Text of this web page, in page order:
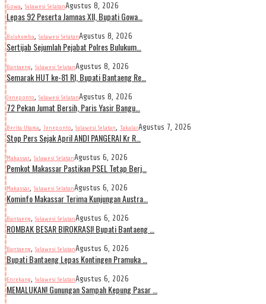
Gowa, Sulawesi SelatanAgustus 8, 2026
Lepas 92 Peserta Jamnas XII, Bupati Gowa…
Bulukumba, Sulawesi SelatanAgustus 8, 2026
Sertijab Sejumlah Pejabat Polres Bulukum…
Bantaeng, Sulawesi SelatanAgustus 8, 2026
Semarak HUT ke-81 RI, Bupati Bantaeng Re…
Jeneponto, Sulawesi SelatanAgustus 8, 2026
72 Pekan Jumat Bersih, Paris Yasir Bangu…
Berita Utama, Jeneponto, Sulawesi Selatan, TakalarAgustus 7, 2026
Stop Pers Sejak April ANDI PANGERAI Kr R…
Makassar, Sulawesi SelatanAgustus 6, 2026
Pemkot Makassar Pastikan PSEL Tetap Berj…
Makassar, Sulawesi SelatanAgustus 6, 2026
Kominfo Makassar Terima Kunjungan Austra…
Bantaeng, Sulawesi SelatanAgustus 6, 2026
ROMBAK BESAR BIROKRASI! Bupati Bantaeng …
Bantaeng, Sulawesi SelatanAgustus 6, 2026
Bupati Bantaeng Lepas Kontingen Pramuka …
Enrekang, Sulawesi SelatanAgustus 6, 2026
MEMALUKAN! Gunungan Sampah Kepung Pasar …